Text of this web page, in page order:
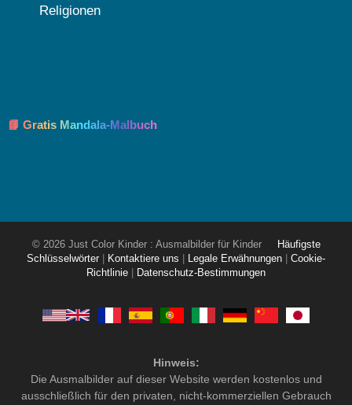
Religionen
📘 Gratis Mandala-Malbuch
© 2026 Just Color Kinder : Ausmalbilder für Kinder
Häufigste
Schlüsselwörter
Kontaktiere uns Legale Erwähnungen
Cookie-
Richtlinie
Datenschutz-Bestimmungen
Hinweis:
Die Ausmalbilder auf dieser Website werden kostenlos und
ausschließlich für den privaten, nicht-kommerziellen Gebrauch